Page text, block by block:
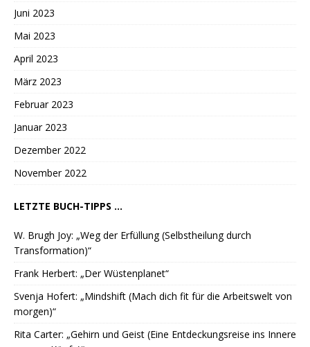
Juni 2023
Mai 2023
April 2023
März 2023
Februar 2023
Januar 2023
Dezember 2022
November 2022
LETZTE BUCH-TIPPS ...
W. Brugh Joy: „Weg der Erfüllung (Selbstheilung durch
Transformation)“
Frank Herbert: „Der Wüstenplanet“
Svenja Hofert: „Mindshift (Mach dich fit für die Arbeitswelt von
morgen)“
Rita Carter: „Gehirn und Geist (Eine Entdeckungsreise ins Innere